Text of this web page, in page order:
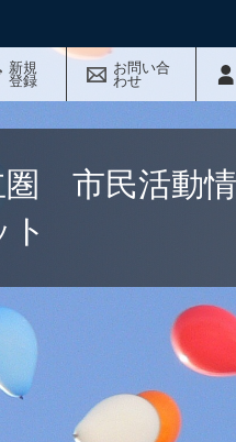
新規
登録
お問い合
わせ
圏 市民活動